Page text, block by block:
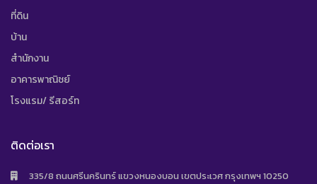
ที่ดิน
บ้าน
สำนักงาน
อาคารพาณิชย์
โรงแรม/ รีสอร์ท
ติดต่อเรา
335/8 ถนนศรีนครินทร์ แขวงหนองบอน เขตประเวศ กรุงเทพฯ 10250